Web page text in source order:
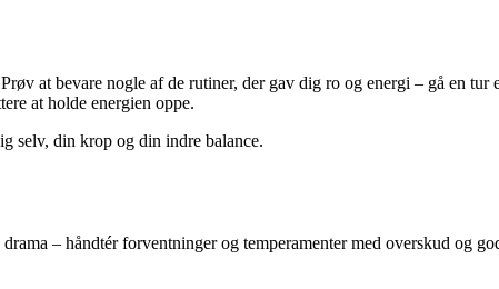
at bevare nogle af de rutiner, der gav dig ro og energi – gå en
at holde energien oppe.
selv, din krop og din indre balance.
– håndtér forventninger og temperamenter med overskud og